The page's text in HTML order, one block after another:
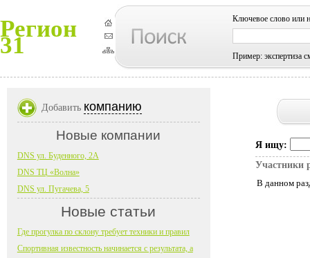
Регион
31
Ключевое слово или
Пример: экспертиза
Я ищу:
Участники
В данном
Добавить компанию
Новые компании
DNS ул. Буденного, 2А
DNS ТЦ «Волна»
DNS ул. Пугачева, 5
Новые статьи
Где прогулка по склону требует техники и правил
Спортивная известность начинается с результата, а